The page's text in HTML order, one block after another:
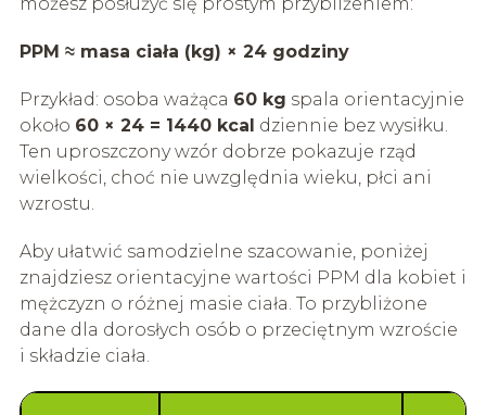
PPM ≈ masa ciała (kg) × 24 godziny
Przykład: osoba ważąca 60 kg spala orientacyjnie
około 60 × 24 = 1440 kcal dziennie bez wysiłku.
Ten uproszczony wzór dobrze pokazuje rząd
wielkości, choć nie uwzględnia wieku, płci ani
wzrostu.
Aby ułatwić samodzielne szacowanie, poniżej
znajdziesz orientacyjne wartości PPM dla kobiet i
mężczyzn o różnej masie ciała. To przybliżone
dane dla dorosłych osób o przeciętnym wzroście
i składzie ciała.